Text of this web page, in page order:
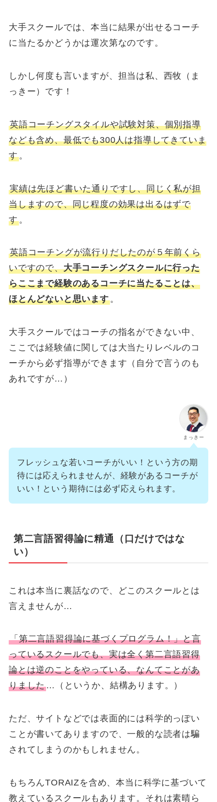
大手スクールでは、本当に結果が出せるコーチ
に当たるかどうかは運次第なのです。
しかし何度も言いますが、担当は私、西牧（ま
っきー）です！
英語コーチングスタイルや試験対策、個別指導
なども含め、最低でも300人は指導してきていま
す。
実績は先ほど書いた通りですし、同じく私が担
当しますので、同じ程度の効果は出るはずで
す。
英語コーチングが流行りだしたのが５年前くら
いですので、大手コーチングスクールに行った
らここまで経験のあるコーチに当たることは、
ほとんどないと思います。
大手スクールではコーチの指名ができない中、
ここでは経験値に関しては大当たりレベルのコ
ーチから必ず指導ができます（自分で言うのも
あれですが…）
まっきー
フレッシュな若いコーチがいい！という方の期
待には応えられませんが、経験があるコーチが
いい！という期待には必ず応えられます。
第二言語習得論に精通（口だけではな
い）
これは本当に裏話なので、どこのスクールとは
言えませんが…
「第二言語習得論に基づくプログラム！」と言
っているスクールでも、実は全く第二言語習得
論とは逆のことをやっている、なんてことがあ
りました…（というか、結構あります。）
ただ、サイトなどでは表面的には科学的っぽい
ことが書いてありますので、一般的な読者は騙
されてしまうのかもしれません。
もちろんTORAIZを含め、本当に科学に基づいて
教えているスクールもあります。それは素晴ら